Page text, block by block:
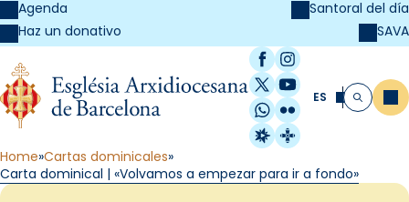
Agenda
Haz un donativo
Santoral del día
SAVA
Facebook
Instagram
X / Twitter
YouTube
WhatsApp
Flickr
Radio Estel
Catalunya
ES Buscar
Home Cartas dominicales
Carta dominical | «Volvamos a empezar para ir a fondo»